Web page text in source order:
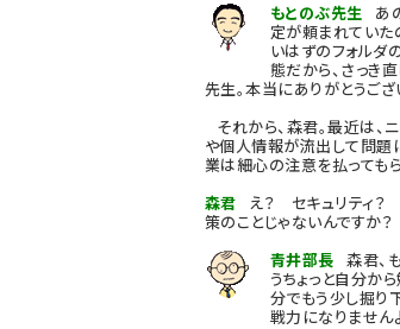
もとのぶ先生 あ
定が頼まれていた
いはずのフォルダ
態だから、さっき
先生。本当にありがとうござ
それから、森君。最近は、
や個人情報が流出して問題
業は細心の注意を払ってもら
森君 え？ セキュリティ？
策のことじゃないんですか
青井部長 森君、
うちょっと自分か
分でもう少し掘り
戦力になりません